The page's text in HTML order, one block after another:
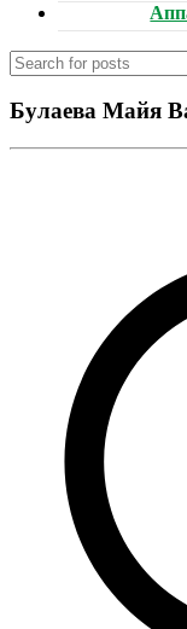
Булаева Майя